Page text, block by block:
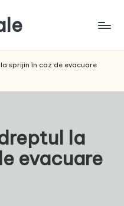
sprijin în caz de evacuare
la
evacuare